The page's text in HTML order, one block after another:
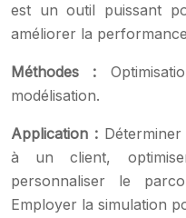
est un outil puissant
améliorer la
Méthodes :
modélisation.
Application :
à un client,
personnaliser le
Employer la simulation